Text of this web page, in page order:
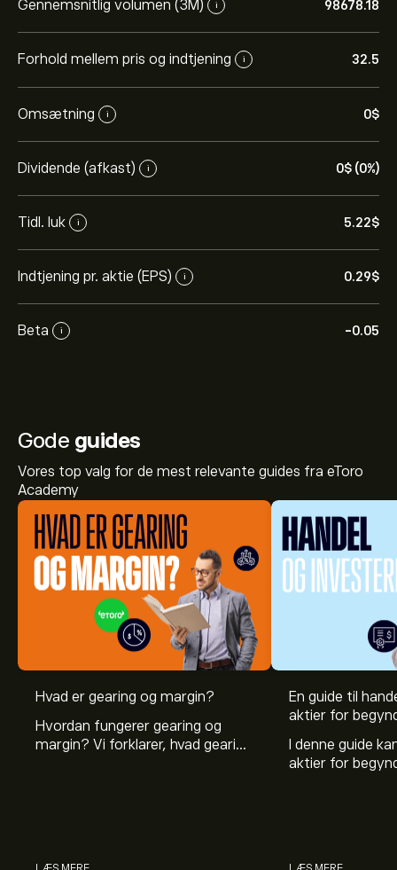
Gennemsnitlig volumen (3M) i 98678.18
Forhold mellem pris og indtjening i 32.5
Omsætning i 0‎$‎
Dividende (afkast) i 0‎$‎ (0%)
Tidl. luk i 5.22‎$‎
Indtjening pr. aktie (EPS) i 0.29‎$‎
Beta i -0.05
Gode guides
Vores top valg for de mest relevante guides fra eToro
Academy
Hvad er gearing og margin?
Hvordan fungerer gearing og
margin? Vi forklarer, hvad gearing
En guide til
aktier for
I denne guide
aktier for
Den aktuelle ENRD-aktiekurs er 5.22‎$‎.
Det gennemsnitlige kursmål for Einride AB er 5.22‎$‎.
på eToro for at se analytikernes